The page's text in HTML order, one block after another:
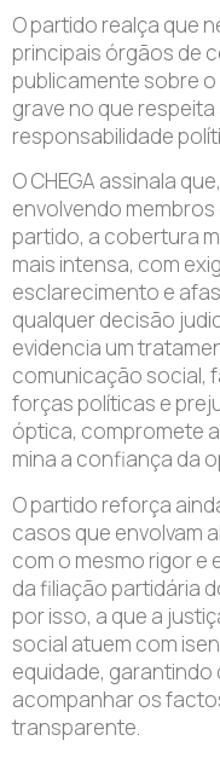
O partido realça que
principais órgãos de
publicamente sobre
grave no que
responsabilidade
O CHEGA assinala
envolvendo
partido, a cobertura
mais intensa, com
esclarecimento e
qualquer decisão
evidencia um
comunicação social,
forças políticas e
óptica, compromete
mina a confiança da
O partido reforça
casos que envolvam
com o mesmo rigor
da filiação partidária
por isso, a que a
social atuem com
equidade,
acompanhar os
transparente.